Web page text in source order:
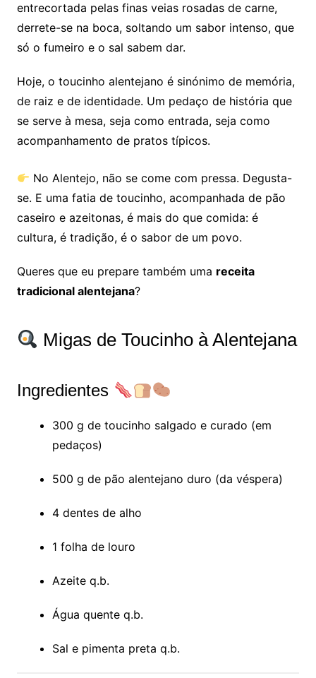
entrecortada pelas finas veias rosadas de carne,
derrete-se na boca, soltando um sabor intenso, que
só o fumeiro e o sal sabem dar.
Hoje, o toucinho alentejano é sinónimo de memória,
de raiz e de identidade. Um pedaço de história que
se serve à mesa, seja como entrada, seja como
acompanhamento de pratos típicos.
No Alentejo, não se come com pressa. Degusta-
se. E uma fatia de toucinho, acompanhada de pão
caseiro e azeitonas, é mais do que comida: é
cultura, é tradição, é o sabor de um povo.
Queres que eu prepare também uma receita
tradicional alentejana?
Migas de Toucinho à Alentejana
Ingredientes
300 g de toucinho salgado e curado (em
pedaços)
500 g de pão alentejano duro (da véspera)
4 dentes de alho
1 folha de louro
Azeite q.b.
Água quente q.b.
Sal e pimenta preta q.b.